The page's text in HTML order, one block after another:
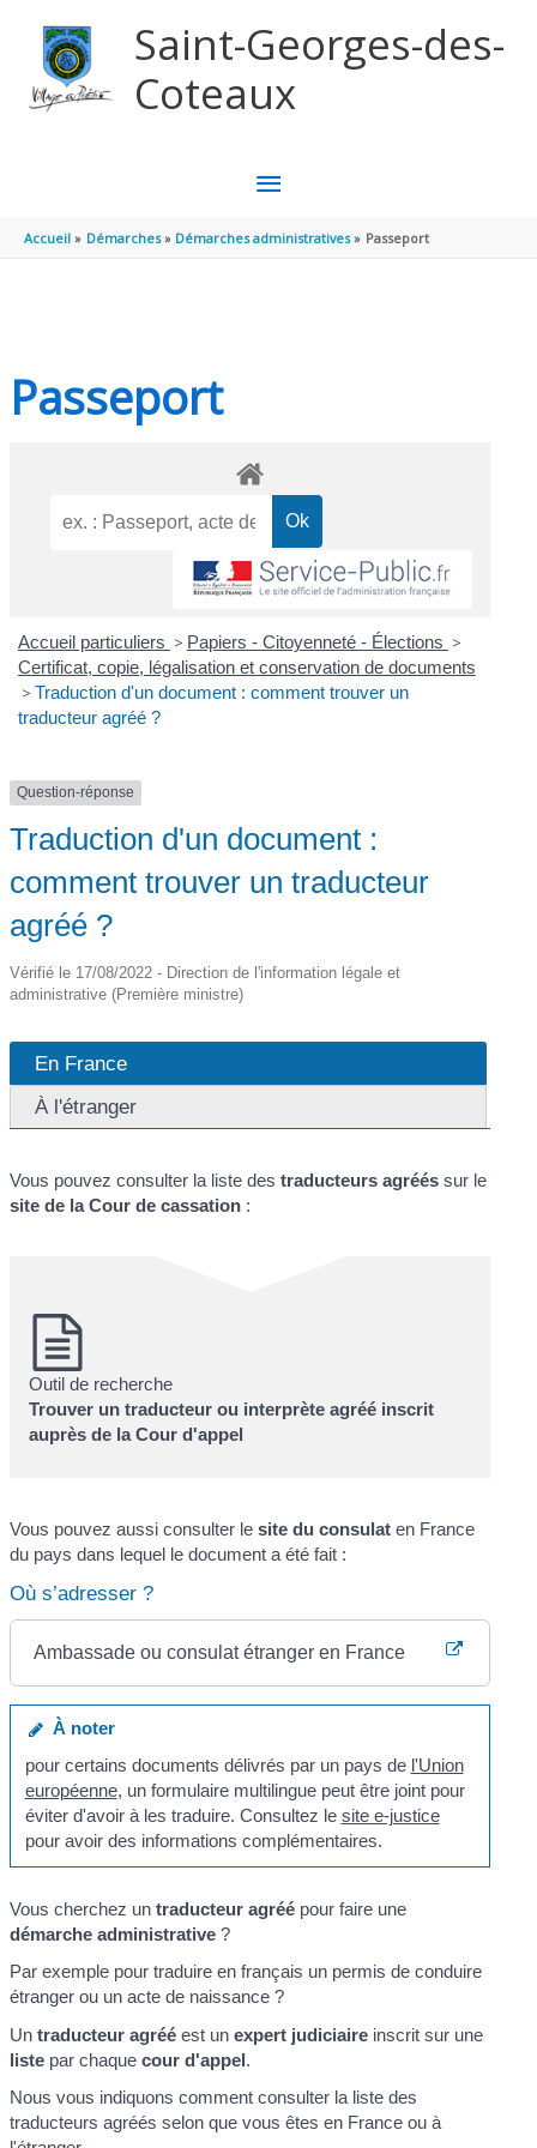
Saint-Georges-des-
Coteaux
MENU
PRINCIPAL
Accueil Démarches Démarches administratives Passeport
Passeport
Accueil particuliers > Papiers - Citoyenneté - Élections >
Certificat, copie, légalisation et conservation de documents
> Traduction d'un document : comment trouver un
traducteur agréé ?
Question-réponse
Traduction d'un document :
comment trouver un traducteur
agréé ?
Vérifié le 17/08/2022 - Direction de l'information légale et
administrative (Première ministre)
En France
À l'étranger
Vous pouvez consulter la liste destraducteurs agréés sur le
site de la Cour de cassation :
Outil de recherche
Trouver un traducteur ou interprète agréé inscrit
auprès de la Cour d'appel
Vous pouvez aussi consulter lesite du consulat en France
du pays dans lequel le document a été fait :
Où s’adresser ?
Ambassade ou consulat étranger en France
À noter
pour certains documents délivrés par un pays de l'Union
européenne, un formulaire multilingue peut être joint pour
éviter d'avoir à les traduire. Consultez le site e-justice
pour avoir des informations complémentaires.
Vous cherchez untraducteur agréé pour faire une
démarche administrative ?
Par exemple pour traduire en français un permis de conduire
étranger ou un acte de naissance ?
Untraducteur agréé est unexpert judiciaire inscrit sur une
liste par chaquecour d'appel.
Nous vous indiquons comment consulter la liste des
traducteurs agréés selon que vous êtes en France ou à